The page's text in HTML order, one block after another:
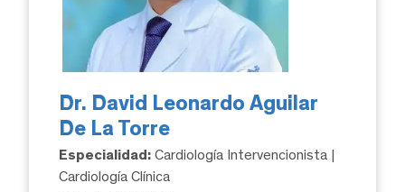
Dr. David Leonardo Aguilar
De La Torre
Especialidad: Cardiología Intervencionista |
Cardiología Clínica